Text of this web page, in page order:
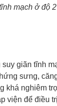
mạch ở độ
giãn tĩnh
sưng,
nghiêm
viện để điều